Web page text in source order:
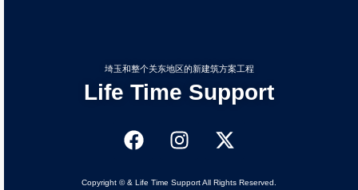
埼玉和整个关东地区的新建筑方案工程
Life Time Support
Copyright © & Life Time Support All Rights Reserved.